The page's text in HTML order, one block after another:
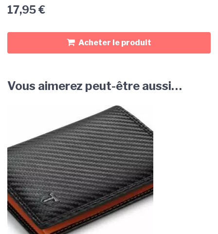
17,95€
Acheter le produit
Vous aimerez peut-être aussi…